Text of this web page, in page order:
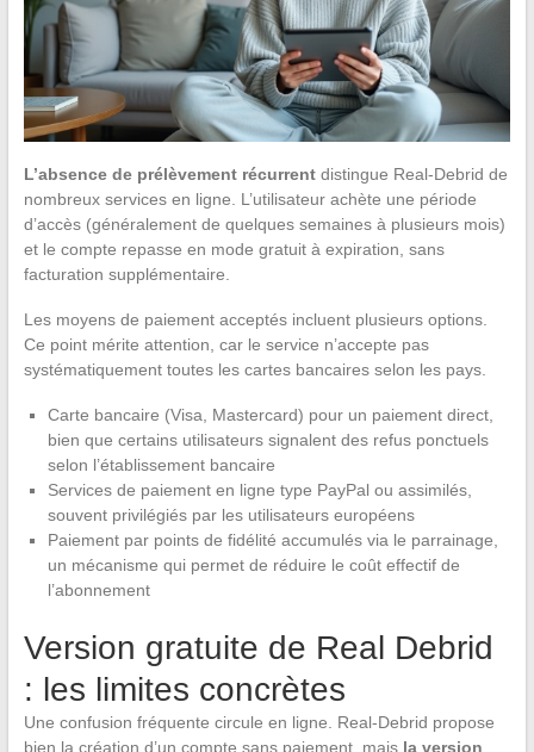
L’absence de prélèvement récurrentdistingue Real-Debrid de
nombreux services en ligne. L’utilisateur achète une période
d’accès (généralement de quelques semaines à plusieurs mois)
et le compte repasse en mode gratuit à expiration, sans
facturation supplémentaire.
Les moyens de paiement acceptés incluent plusieurs options.
Ce point mérite attention, car le service n’accepte pas
systématiquement toutes les cartes bancaires selon les pays.
Carte bancaire (Visa, Mastercard) pour un paiement direct,
bien que certains utilisateurs signalent des refus ponctuels
selon l’établissement bancaire
Services de paiement en ligne type PayPal ou assimilés,
souvent privilégiés par les utilisateurs européens
Paiement par points de fidélité accumulés via le parrainage,
un mécanisme qui permet de réduire le coût effectif de
l’abonnement
Version gratuite de Real Debrid
: les limites concrètes
Une confusion fréquente circule en ligne. Real-Debrid propose
bien la création d’un compte sans paiement, mais la version